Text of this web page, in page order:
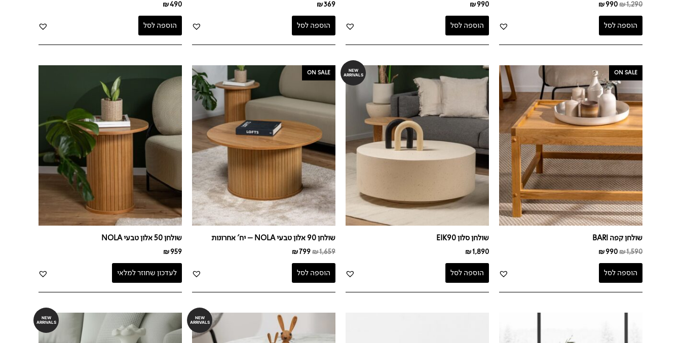
₪1,290
₪990
הוספה לסל
₪990
הוספה לסל
₪369
הוספה לסל
₪490
הוספה לסל
ON SALE
שולחן קפה BARI
₪1,590
המחיר
המקורי
היה:
₪1,590.
₪990
המחיר
הנוכחי
הוא:
₪990.
הוספה לסל
NEW
ARRIVALS
שולחן סלון EIK90
₪1,890
הוספה לסל
ON SALE
שולחן 90 אלון טבעי NOLA – יח' אחרונות
₪1,659
המחיר
₪1,659.
₪799
המחיר
הנוכחי
₪799.
הוספה לסל
שולחן 50 אלון טבעי NOLA
₪959
לעדכון שחוזר למלאי
NEW
ARRIVALS
NEW
ARRIVALS